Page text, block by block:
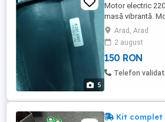
5
Motor electric
masă vibrantă.
și se vinde exact
Pentru informații
produs vă rog să
Arad, Arad
2 august
150 RON
Telefon validat
Kit